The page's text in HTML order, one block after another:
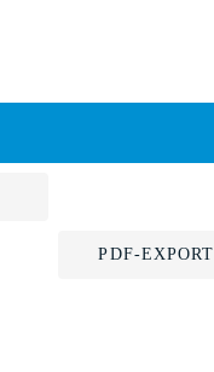
PDF-EXPORT